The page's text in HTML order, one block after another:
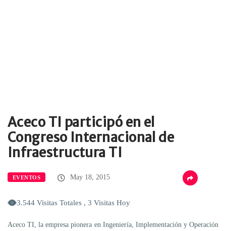
Aceco TI participó en el
Congreso Internacional de
Infraestructura TI
EVENTOS May 18, 2015
3.544 Visitas Totales , 3 Visitas Hoy
Aceco TI, la empresa pionera en Ingeniería, Implementación y Operación